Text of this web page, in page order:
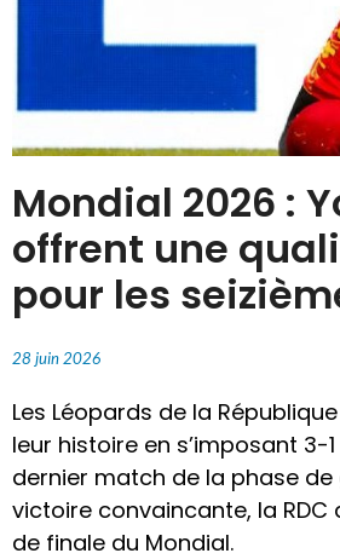
Mondial 2026 :
offrent une
pour les
28 juin 2026
Les Léopards de la
leur histoire en s’imposant 3-
dernier match de la phase
victoire convaincante, la
de finale du Mondial.